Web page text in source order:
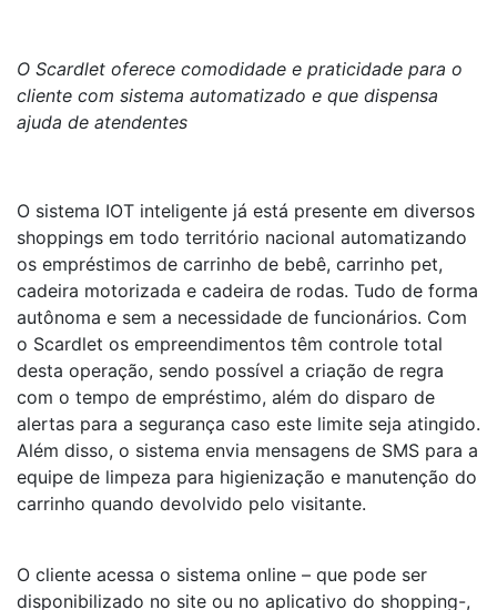
O Scardlet oferece comodidade e praticidade para o
cliente com sistema automatizado e que dispensa
ajuda de atendentes
O sistema IOT inteligente já está presente em diversos
shoppings em todo território nacional automatizando
os empréstimos de carrinho de bebê, carrinho pet,
cadeira motorizada e cadeira de rodas. Tudo de forma
autônoma e sem a necessidade de funcionários. Com
o Scardlet os empreendimentos têm controle total
desta operação, sendo possível a criação de regra
com o tempo de empréstimo, além do disparo de
alertas para a segurança caso este limite seja atingido.
Além disso, o sistema envia mensagens de SMS para a
equipe de limpeza para higienização e manutenção do
carrinho quando devolvido pelo visitante.
O cliente acessa o sistema online – que pode ser
disponibilizado no site ou no aplicativo do shopping-,